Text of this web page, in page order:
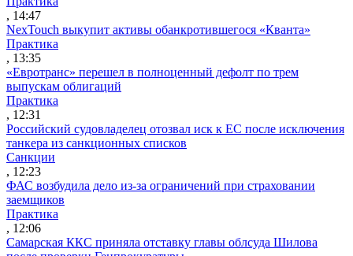
, 14:47
NexTouch выкупит активы обанкротившегося «Кванта»
Практика
, 13:35
«Евротранс» перешел в полноценный дефолт по трем
выпускам облигаций
Практика
, 12:31
Российский судовладелец отозвал иск к ЕС после исключения
танкера из санкционных списков
Санкции
, 12:23
ФАС возбудила дело из-за ограничений при страховании
заемщиков
Практика
, 12:06
Самарская ККС приняла отставку главы облсуда Шилова